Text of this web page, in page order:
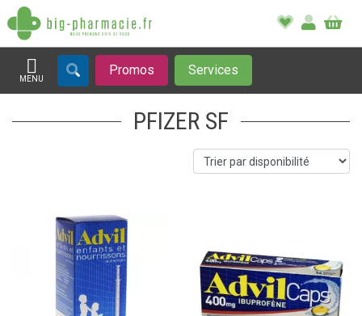
MENU
Afficher la navigation
Promos Services
PFIZER SF